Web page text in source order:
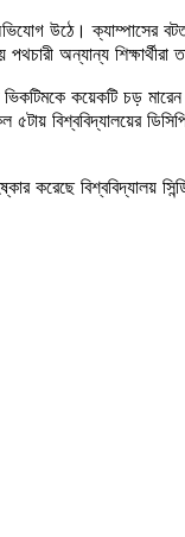
উঠে। ক্যাম্পাসের
অন্যান্য শিক্ষার্থীরা
কয়েকটি চড়
বিশ্ববিদ্যালয়ের
বিশ্ববিদ্যালয়